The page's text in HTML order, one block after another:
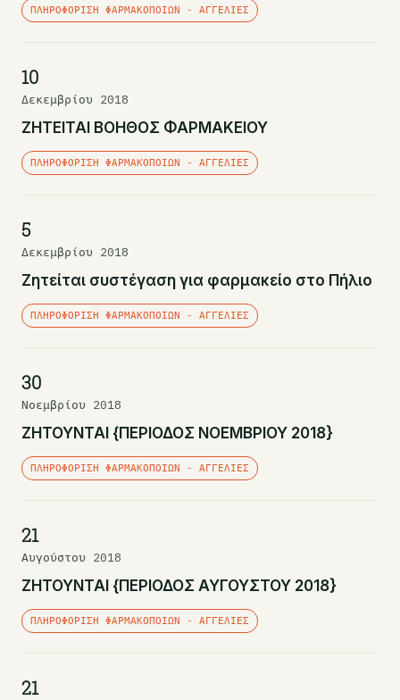
ΠΛΗΡΟΦΌΡΙΣΗ ΦΑΡΜΑΚΟΠΟΙΏΝ - ΑΓΓΕΛΊΕΣ
10
Δεκεμβρίου 2018
ΖΗΤΕΙΤΑΙ ΒΟΗΘΟΣ ΦΑΡΜΑΚΕΙΟΥ
ΠΛΗΡΟΦΌΡΙΣΗ ΦΑΡΜΑΚΟΠΟΙΏΝ - ΑΓΓΕΛΊΕΣ
5
Δεκεμβρίου 2018
Ζητείται συστέγαση για φαρμακείο στο Πήλιο
ΠΛΗΡΟΦΌΡΙΣΗ ΦΑΡΜΑΚΟΠΟΙΏΝ - ΑΓΓΕΛΊΕΣ
30
Νοεμβρίου 2018
ΖΗΤΟΥΝΤΑΙ {ΠΕΡΙΟΔΟΣ ΝΟΕΜΒΡΙΟΥ 2018}
ΠΛΗΡΟΦΌΡΙΣΗ ΦΑΡΜΑΚΟΠΟΙΏΝ - ΑΓΓΕΛΊΕΣ
21
Αυγούστου 2018
ΖΗΤΟΥΝΤΑΙ {ΠΕΡΙΟΔΟΣ ΑΥΓΟΥΣΤΟΥ 2018}
ΠΛΗΡΟΦΌΡΙΣΗ ΦΑΡΜΑΚΟΠΟΙΏΝ - ΑΓΓΕΛΊΕΣ
21